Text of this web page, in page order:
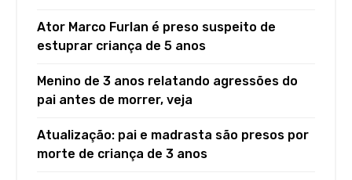
Ator Marco Furlan é preso suspeito de
estuprar criança de 5 anos
Menino de 3 anos relatando agressões do
pai antes de morrer, veja
Atualização: pai e madrasta são presos por
morte de criança de 3 anos